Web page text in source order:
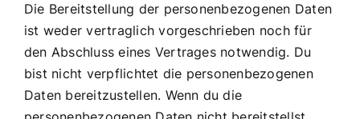
Die Bereitstellung der personenbezogenen Daten
ist weder vertraglich vorgeschrieben noch für
den Abschluss eines Vertrages notwendig. Du
bist nicht verpflichtet die personenbezogenen
Daten bereitzustellen. Wenn du die